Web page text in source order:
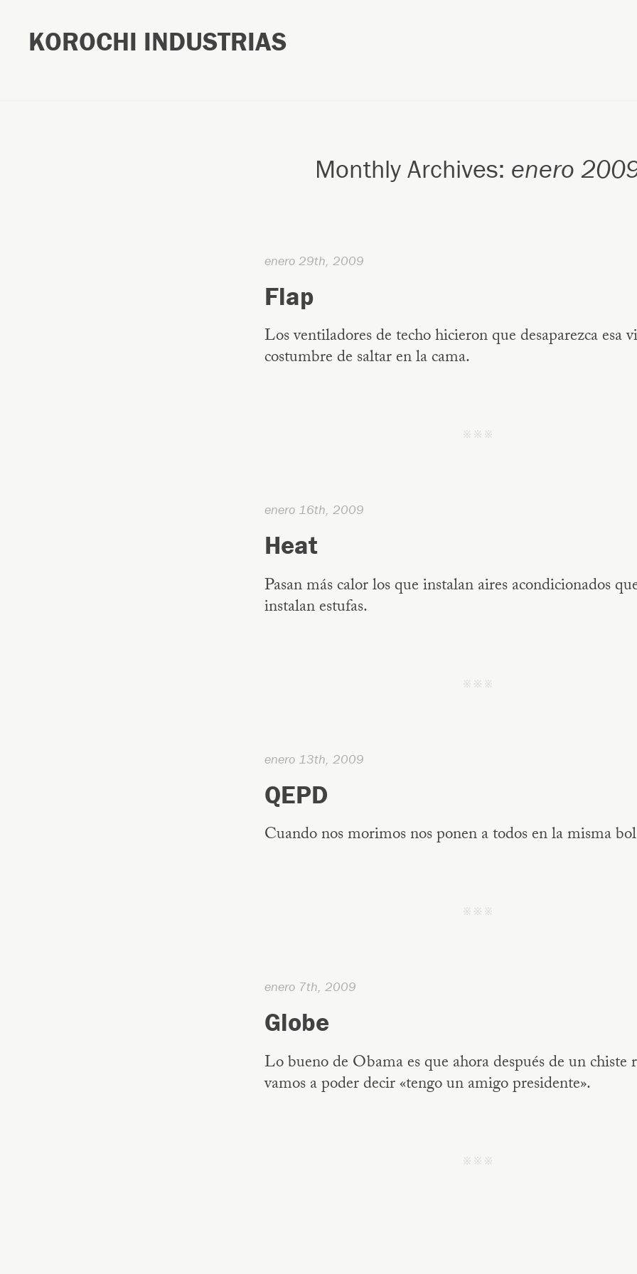
KOROCHI INDUSTRIAS
Monthly Archives: enero
enero 29th, 2009
Flap
Los ventiladores de techo hicieron que desaparezca esa
costumbre de saltar en la cama.
j j j
enero 16th, 2009
Heat
Pasan más calor los que instalan aires acondicionados
instalan estufas.
j j j
enero 13th, 2009
QEPD
Cuando nos morimos nos ponen a todos en la misma
j j j
enero 7th, 2009
Globe
Lo bueno de Obama es que ahora después de un chiste
vamos a poder decir «tengo un amigo presidente».
j j j